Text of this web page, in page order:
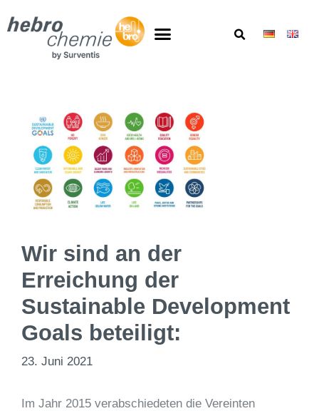
Wir sind an der
Erreichung der
Sustainable Development
Goals beteiligt:
23. Juni 2021
Im Jahr 2015 verabschiedeten die Vereinten